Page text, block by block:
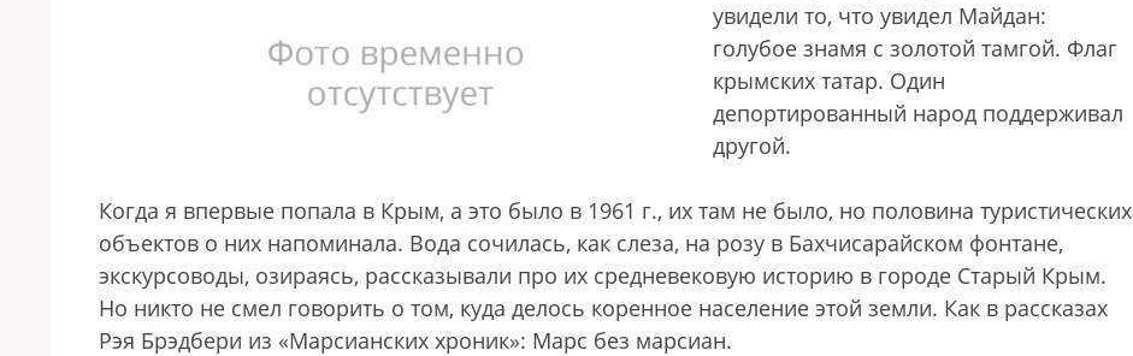
увидели то, что увидел Майдан:
голубое знамя с золотой тамгой. Флаг
крымских татар. Один
депортированный народ поддерживал
другой.
Когда я впервые попала в Крым, а это было в 1961 г., их там не было, но половина туристических
объектов о них напоминала. Вода сочилась, как слеза, на розу в Бахчисарайском фонтане,
экскурсоводы, озираясь, рассказывали про их средневековую историю в городе Старый Крым.
Но никто не смел говорить о том, куда делось коренное население этой земли. Как в рассказах
Рэя Брэдбери из «Марсианских хроник»: Марс без марсиан.